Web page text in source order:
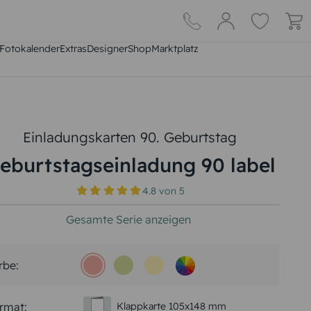
ExtrasDesignerShopMarktplatz
Einladungskarten 90. Geburtstag
90 label
4.8von 5
Gesamte Serie anzeigen
Klappkarte 105x148 mm